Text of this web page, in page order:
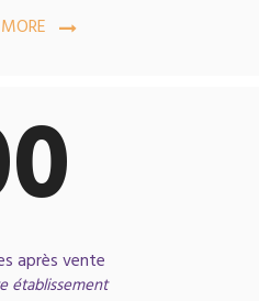
après vente
établissement